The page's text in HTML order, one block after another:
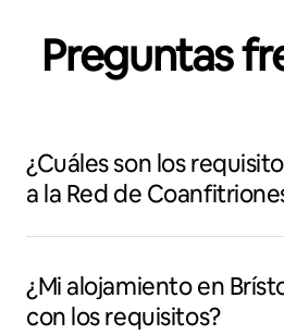
Preguntas
¿Cuáles son los
a la Red de
¿Mi alojamiento en
con los requisitos?